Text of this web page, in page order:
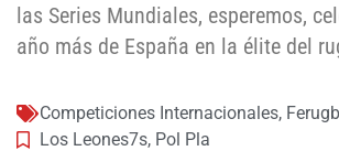
las Series Mundiales, esperemos,
año más de España en la élite del
Competiciones Internacionales,
Los Leones7s, Pol Pla